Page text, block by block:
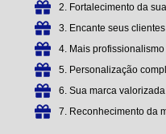
2. Fortalecimento da
3. Encante seus
4. Mais
5. Personalização
6. Sua marca
7. Reconhecimento da